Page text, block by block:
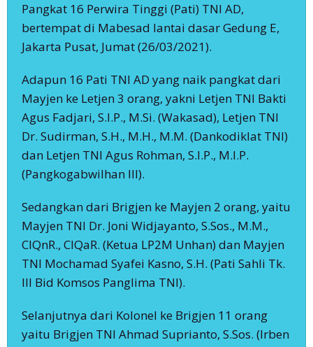
Pangkat 16 Perwira Tinggi (Pati) TNI AD,
bertempat di Mabesad lantai dasar Gedung E,
Jakarta Pusat, Jumat (26/03/2021).
Adapun 16 Pati TNI AD yang naik pangkat dari
Mayjen ke Letjen 3 orang, yakni Letjen TNI Bakti
Agus Fadjari, S.I.P., M.Si. (Wakasad), Letjen TNI
Dr. Sudirman, S.H., M.H., M.M. (Dankodiklat TNI)
dan Letjen TNI Agus Rohman, S.I.P., M.I.P.
(Pangkogabwilhan III).
Sedangkan dari Brigjen ke Mayjen 2 orang, yaitu
Mayjen TNI Dr. Joni Widjayanto, S.Sos., M.M.,
CIQnR., CIQaR. (Ketua LP2M Unhan) dan Mayjen
TNI Mochamad Syafei Kasno, S.H. (Pati Sahli Tk.
III Bid Komsos Panglima TNI).
Selanjutnya dari Kolonel ke Brigjen 11 orang
yaitu Brigjen TNI Ahmad Suprianto, S.Sos. (Irben